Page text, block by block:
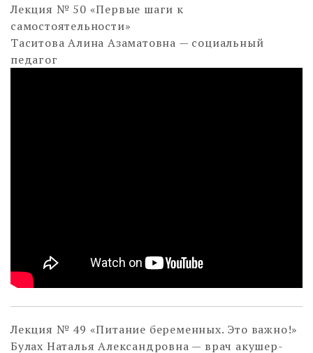
Лекция № 50 «Первые шаги к
самостоятельности»
Таситова Алина Азаматовна — социальный
педагог
Лекция № 49 «Питание беременных. Это важно!»
Булах Наталья Александровна — врач акушер-